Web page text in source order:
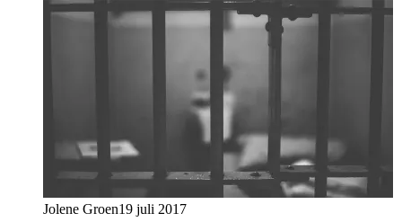
Jolene Groen19 juli 2017